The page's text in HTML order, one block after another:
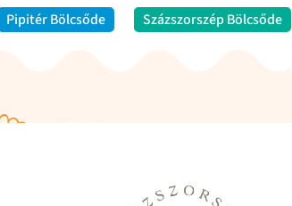
Pipitér Bölcsőde Százszorszép Bölcsőde